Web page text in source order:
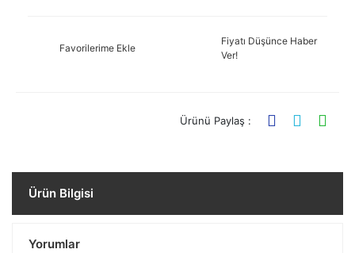
Favorilerime Ekle
Fiyatı Düşünce Haber
Ver!
Ürünü Paylaş :
Ürün Bilgisi
Yorumlar